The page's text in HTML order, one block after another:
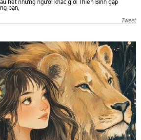
hết những người khác giới Thiên Bình gặp
bạn,
Tweet